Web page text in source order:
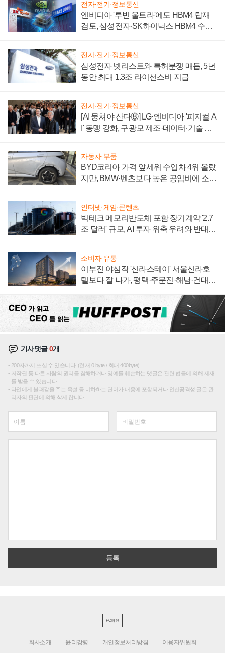
전자·전기·정보통신
엔비디아 '루빈 울트라'에도 HBM4 탑재
검토, 삼성전자·SK하이닉스 HBM4 수율
전자·전기·정보통신
삼성전자 넷리스트와 특허분쟁 매듭, 5년
동안 최대 1.3조 라이선스비 지급
전자·전기·정보통신
[AI 뭉쳐야 산다⑧] LG·엔비디아 '피지컬 A
I' 동맹 강화, 구광모 제조·데이터·기술 결
자동차·부품
BYD코리아 가격 앞세워 수입차 4위 올랐
지만, BMW·벤츠보다 높은 공임비에 소비
인터넷·게임·콘텐츠
빅테크 메모리반도체 포함 장기계약 '2.7
조 달러' 규모, AI 투자 위축 우려와 반대
소비자·유통
이부진 야심작 '신라스테이' 서울신라호
텔보다 잘 나가, 평택·주문진·해남·건대로
기사댓글0개
200자까지 쓰실 수 있습니다. (현재 0 byte / 최대 400byte)
저작권 등 다른 사람의 권리를 침해하거나 명예를 훼손하는 댓글은 관련 법률에 의해 제재
를 받을 수 있습니다.
타인에게 불쾌감을 주는 욕설 등 비하하는 단어가 내용에 포함되거나 인신공격성 글은 관
리자의 판단에 의해 삭제 합니다.
PC버전
회사소개 윤리강령 개인정보처리방침 이용자위원회